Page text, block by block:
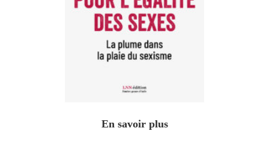
En savoir plus